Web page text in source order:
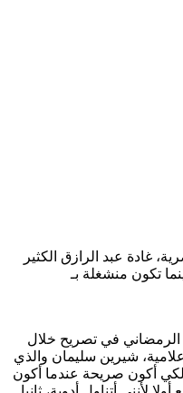
غادة عبد الرازق الكثير
تكون منشغلة بـ
في تصريح خلال
شيرين سليمان والذي
أكون صريحة عندما أكون